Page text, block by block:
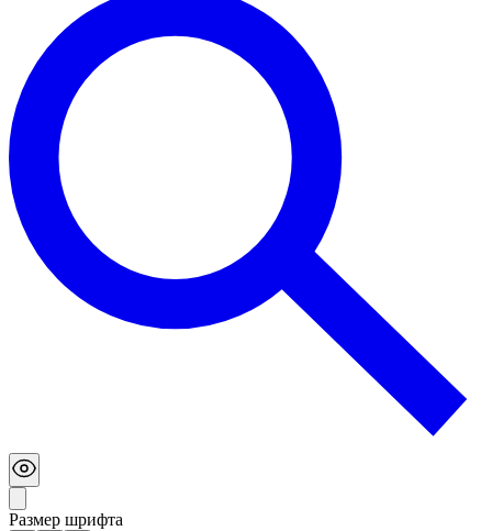
Размер шрифта